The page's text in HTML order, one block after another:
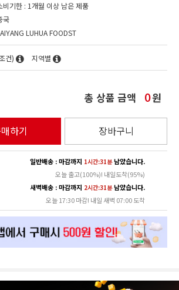
비기한 : 1개월 이상 남은 제품
국
LUHUA FOODST
건) 지역별
총 상품 금액 0원
하기 장바구니
일반배송 : 마감까지 1시간:31분남았습니다.
오늘 출고(100%)! 내일도착(95%)
새벽배송 : 마감까지 2시간:31분남았습니다.
오늘 17:30 마감! 내일 새벽 07:00 도착